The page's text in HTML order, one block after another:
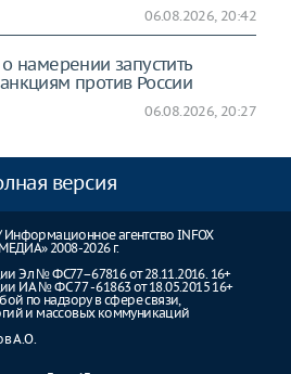
06.08.2026, 20:42
намерении запустить
против России
06.08.2026, 20:27
версия
Информационное агентство INFOX
2008-2026 г.
Эл № ФС77–67816 от 28.11.2016. 16+
ИА № ФС 77 - 61863 от 18.05.2015 16+
по надзору в сфере связи,
и массовых коммуникаций
А.О.